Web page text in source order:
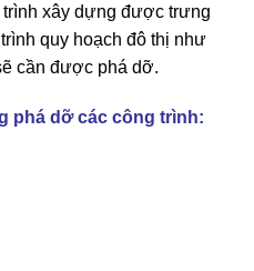
xây dựng được trưng
quy hoạch đô thị như
cần được phá dỡ.
phá dỡ các công trình: